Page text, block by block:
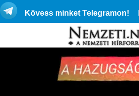
Kövess minket Telegramon!